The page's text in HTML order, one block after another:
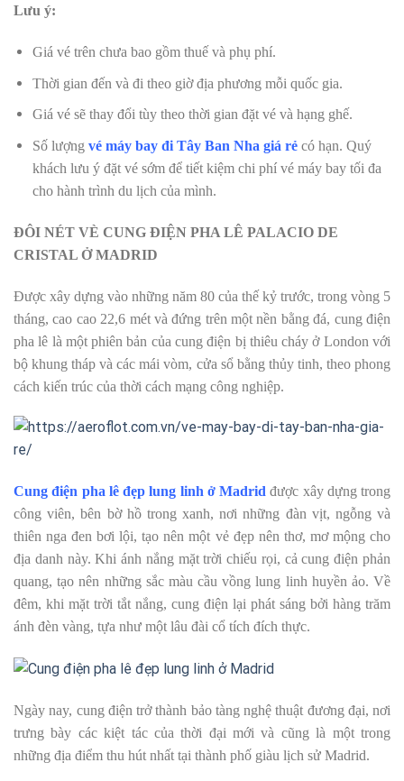
Lưu ý:
Giá vé trên chưa bao gồm thuế và phụ phí.
Thời gian đến và đi theo giờ địa phương mỗi quốc gia.
Giá vé sẽ thay đổi tùy theo thời gian đặt vé và hạng ghế.
Số lượng vé máy bay đi Tây Ban Nha giá rẻcó hạn. Quý
khách lưu ý đặt vé sớm để tiết kiệm chi phí vé máy bay tối đa
cho hành trình du lịch của mình.
ĐÔI NÉT VÈ CUNG ĐIỆN PHA LÊ PALACIO DE
CRISTAL Ở MADRID
Được xây dựng vào những năm 80 của thế kỷ trước, trong vòng 5
tháng, cao cao 22,6 mét và đứng trên một nền bằng đá, cung điện
pha lê là một phiên bản của cung điện bị thiêu cháy ở London với
bộ khung tháp và các mái vòm, cửa sổ bằng thủy tinh, theo phong
cách kiến trúc của thời cách mạng công nghiệp.
Cung điện pha lê đẹp lung linh ở Madrid được xây dựng trong
công viên, bên bờ hồ trong xanh, nơi những đàn vịt, ngỗng và
thiên nga đen bơi lội, tạo nên một vẻ đẹp nên thơ, mơ mộng cho
địa danh này. Khi ánh nắng mặt trời chiếu rọi, cả cung điện phản
quang, tạo nên những sắc màu cầu vồng lung linh huyền ảo. Về
đêm, khi mặt trời tắt nắng, cung điện lại phát sáng bởi hàng trăm
ánh đèn vàng, tựa như một lâu đài cổ tích đích thực.
Ngày nay, cung điện trở thành bảo tàng nghệ thuật đương đại, nơi
trưng bày các kiệt tác của thời đại mới và cũng là một trong
những địa điểm thu hút nhất tại thành phố giàu lịch sử Madrid.